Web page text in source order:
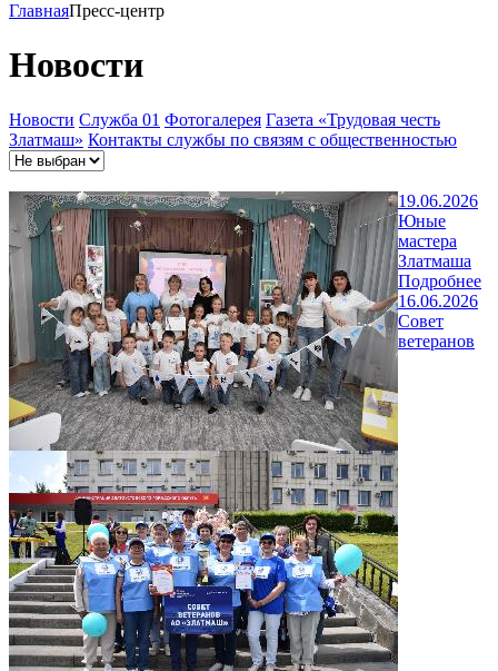
ГлавнаяПресс-центр
Новости
Новости Служба 01 Фотогалерея Газета «Трудовая честь
Златмаш» Контакты службы по связям с общественностью
19.06.2026
Юные
мастера
Златмаша
Подробнее
16.06.2026
Совет
ветеранов